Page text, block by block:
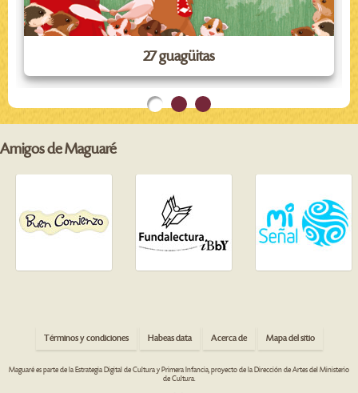
27 guagüitas
Amigos de Maguaré
Términos y condiciones Habeas data Acerca de Mapa del sitio
Maguaré es parte de la Estrategia Digital de Cultura y Primera Infancia, proyecto de la Dirección de Artes del Ministerio
de Cultura.